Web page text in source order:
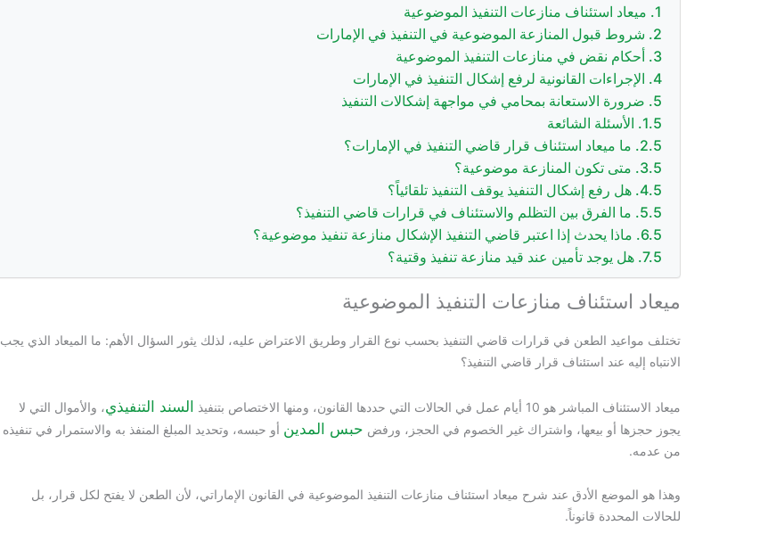
ميعاد استئناف منازعات التنفيذ الموضوعية
شروط قبول المنازعة الموضوعية في التنفيذ في الإمارات
أحكام نقض في منازعات التنفيذ الموضوعية
الإجراءات القانونية لرفع إشكال التنفيذ في الإمارات
ضرورة الاستعانة بمحامي في مواجهة إشكالات التنفيذ
الأسئلة الشائعة
ما ميعاد استئناف قرار قاضي التنفيذ في الإمارات؟
متى تكون المنازعة موضوعية؟
هل رفع إشكال التنفيذ يوقف التنفيذ تلقائياً؟
ما الفرق بين التظلم والاستئناف في قرارات قاضي التنفيذ؟
ماذا يحدث إذا اعتبر قاضي التنفيذ الإشكال منازعة تنفيذ موضوعية؟
هل يوجد تأمين عند قيد منازعة تنفيذ وقتية؟
ميعاد استئناف منازعات التنفيذ الموضوعية
تختلف مواعيد الطعن في قرارات قاضي التنفيذ بحسب نوع القرار وطريق الاعتراض عليه، لذلك يثور السؤال الأهم: ما الميعاد الذي يجب
الانتباه إليه عند استئناف قرار قاضي التنفيذ؟
ميعاد الاستئناف المباشر هو 10 أيام عمل في الحالات التي حددها القانون، ومنها الاختصاص بتنفيذ السند التنفيذي، والأموال التي لا
يجوز حجزها أو بيعها، واشتراك غير الخصوم في الحجز، ورفض حبس المدين أو حبسه، وتحديد المبلغ المنفذ به والاستمرار في تنفيذه
من عدمه.
وهذا هو الموضع الأدق عند شرح ميعاد استئناف منازعات التنفيذ الموضوعية في القانون الإماراتي، لأن الطعن لا يفتح لكل قرار، بل
للحالات المحددة قانوناً.